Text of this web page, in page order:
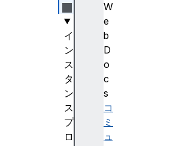
W
e
b
D
o
c
s
コ
ミ
ュ
イ
ン
ス
タ
ン
ス
プ
ロ